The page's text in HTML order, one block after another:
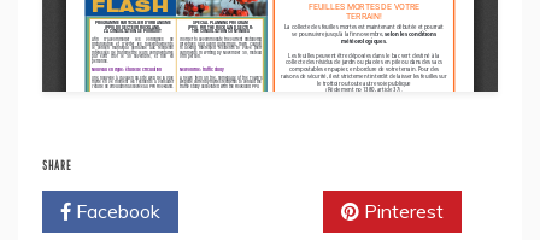
SHARE
Facebook Pinterest